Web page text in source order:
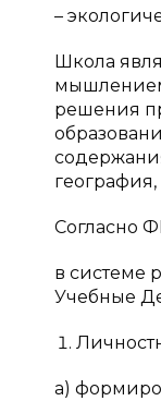
–
Школа
решения
Согласно
в системе
Учебные
а)